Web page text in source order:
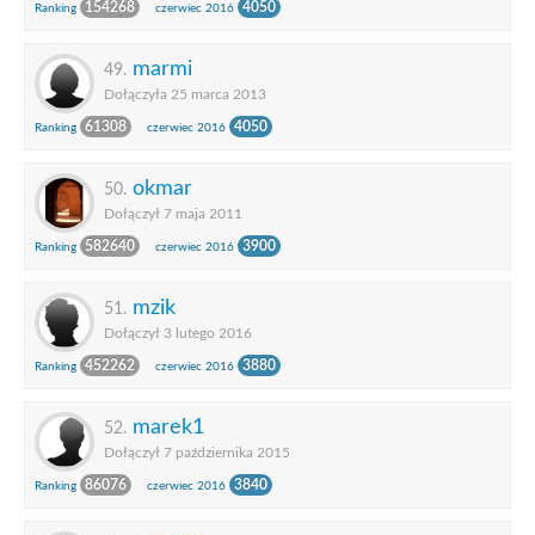
Ranking 154268 czerwiec 2016 4050
49. marmi
Dołączyła 25 marca 2013
Ranking 61308 czerwiec 2016 4050
50. okmar
Dołączył 7 maja 2011
Ranking 582640 czerwiec 2016 3900
51. mzik
Dołączył 3 lutego 2016
Ranking 452262 czerwiec 2016 3880
52. marek1
Dołączył 7 października 2015
Ranking 86076 czerwiec 2016 3840